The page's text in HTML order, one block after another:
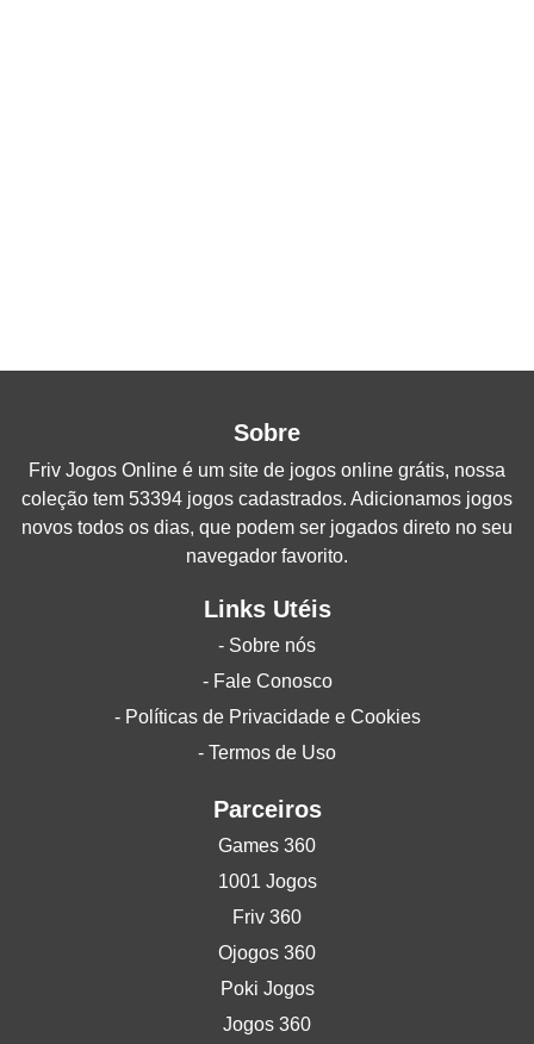
Sobre
Friv Jogos Online é um site de jogos online grátis, nossa
coleção tem 53394 jogos cadastrados. Adicionamos jogos
novos todos os dias, que podem ser jogados direto no seu
navegador favorito.
Links Utéis
- Sobre nós
- Fale Conosco
- Políticas de Privacidade e Cookies
- Termos de Uso
Parceiros
Games 360
1001 Jogos
Friv 360
Ojogos 360
Poki Jogos
Jogos 360